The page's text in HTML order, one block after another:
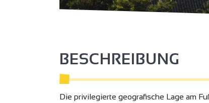
BESCHREIBUNG
Die privilegierte geografische Lage am